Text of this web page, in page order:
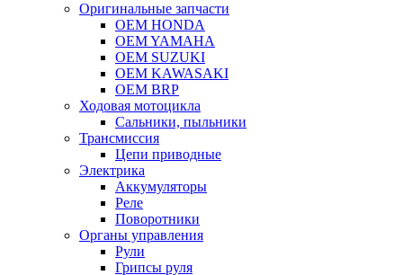
Оригинальные запчасти
OEM HONDA
OEM YAMAHA
OEM SUZUKI
OEM KAWASAKI
OEM BRP
Ходовая мотоцикла
Сальники, пыльники
Трансмиссия
Цепи приводные
Электрика
Аккумуляторы
Реле
Поворотники
Органы управления
Рули
Грипсы руля